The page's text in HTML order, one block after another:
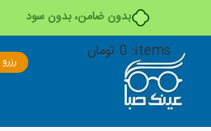
بدون ضامن، بدون سود
content
items:
0 تومان